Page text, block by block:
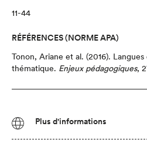
11-44
RÉFÉRENCES (NORME APA)
Tonon, Ariane et al. (2016).
thématique. Enjeux pédagogiques,
Plus d'informations